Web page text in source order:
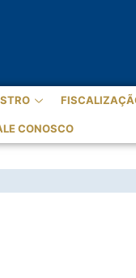
CONOSCO
NO